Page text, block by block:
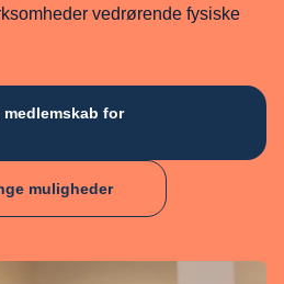
vedrørende fysiske
for
muligheder